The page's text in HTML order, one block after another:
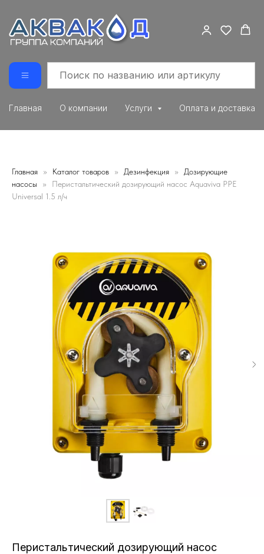
Главная О компании Услуги Оплата и доставка
Главная Каталог товаров Дезинфекция
Дозирующие
насосы
Перистальтический дозирующий насос Aquaviva PPE
Universal 1.5 л/ч
Перистальтический дозирующий насос